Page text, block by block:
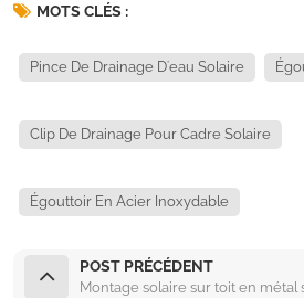
MOTS CLÉS :
Pince De Drainage D'eau Solaire
Clip De Drainage Pour Cadre Solaire
Égouttoir En Acier Inoxydable
POST PRÉCÉDENT
Montage solaire sur toit en métal